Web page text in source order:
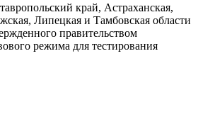
край, Астраханская,
Липецкая и Тамбовская области
правительством
режима для тестирования